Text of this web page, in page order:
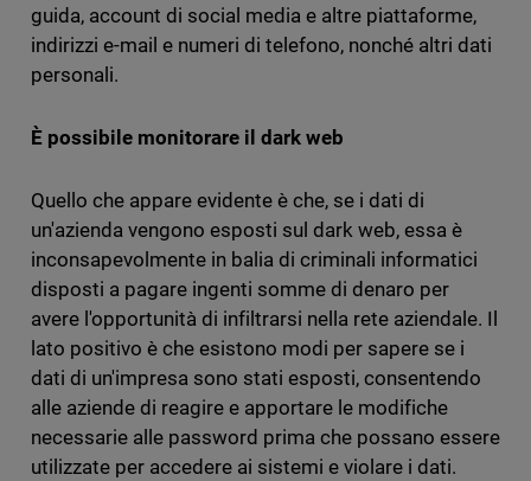
guida, account di social media e altre piattaforme,
indirizzi e-mail e numeri di telefono, nonché altri dati
personali.
È possibile monitorare il dark web
Quello che appare evidente è che, se i dati di
un'azienda vengono esposti sul dark web, essa è
inconsapevolmente in balia di criminali informatici
disposti a pagare ingenti somme di denaro per
avere l'opportunità di infiltrarsi nella rete aziendale. Il
lato positivo è che esistono modi per sapere se i
dati di un'impresa sono stati esposti, consentendo
alle aziende di reagire e apportare le modifiche
necessarie alle password prima che possano essere
utilizzate per accedere ai sistemi e violare i dati.